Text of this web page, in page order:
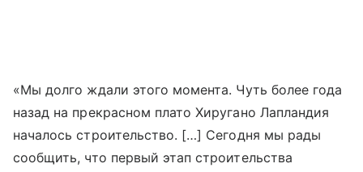
«Мы долго ждали этого момента. Чуть более года
назад на прекрасном плато Хиругано Лапландия
началось строительство. […] Сегодня мы рады
сообщить, что первый этап строительства